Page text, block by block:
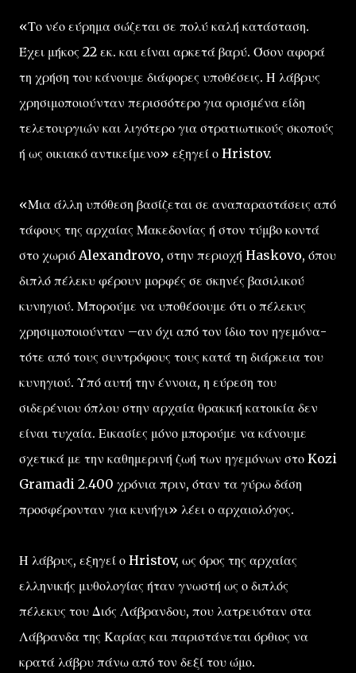
«Το νέο εύρημα σώζεται σε πολύ καλή κατάσταση.
Έχει μήκος 22 εκ. και είναι αρκετά βαρύ. Όσον αφορά
τη χρήση του κάνουμε διάφορες υποθέσεις. Η λάβρυς
χρησιμοποιούνταν περισσότερο για ορισμένα είδη
τελετουργιών και λιγότερο για στρατιωτικούς σκοπούς
ή ως οικιακό αντικείμενο» εξηγεί ο Hristov.
«Μια άλλη υπόθεση βασίζεται σε αναπαραστάσεις από
τάφους της αρχαίας Μακεδονίας ή στον τύμβο κοντά
στο χωριό Alexandrovo, στην περιοχή Haskovo, όπου
διπλό πέλεκυ φέρουν μορφές σε σκηνές βασιλικού
κυνηγιού. Μπορούμε να υποθέσουμε ότι ο πέλεκυς
χρησιμοποιούνταν –αν όχι από τον ίδιο τον ηγεμόνα-
τότε από τους συντρόφους τους κατά τη διάρκεια του
κυνηγιού. Υπό αυτή την έννοια, η εύρεση του
σιδερένιου όπλου στην αρχαία θρακική κατοικία δεν
είναι τυχαία. Εικασίες μόνο μπορούμε να κάνουμε
σχετικά με την καθημερινή ζωή των ηγεμόνων στο Kozi
Gramadi 2.400 χρόνια πριν, όταν τα γύρω δάση
προσφέρονταν για κυνήγι» λέει ο αρχαιολόγος.
Η λάβρυς, εξηγεί ο Hristov, ως όρος της αρχαίας
ελληνικής μυθολογίας ήταν γνωστή ως ο διπλός
πέλεκυς του Διός Λάβρανδου, που λατρευόταν στα
Λάβρανδα της Καρίας και παριστάνεται όρθιος να
κρατά λάβρυ πάνω από τον δεξί του ώμο.